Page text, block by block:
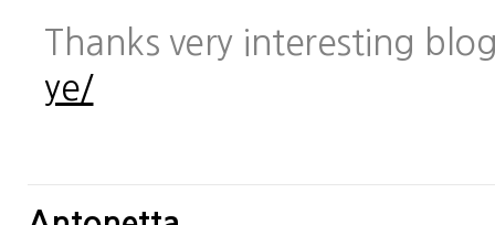
Thanks very interesting
ye/